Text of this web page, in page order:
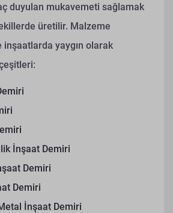
duyulan mukavemeti sağlamak
üretilir. Malzeme
yaygın olarak
İnşaat Demiri
Demiri
Demiri
İnşaat Demiri